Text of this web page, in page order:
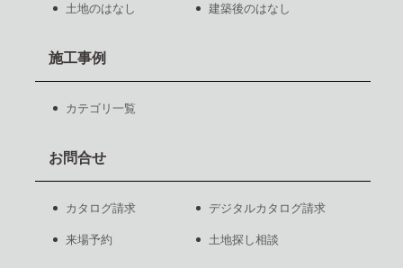
土地のはなし 建築後のはなし
施工事例
カテゴリ一覧
お問合せ
カタログ請求 デジタルカタログ請求
来場予約 土地探し相談